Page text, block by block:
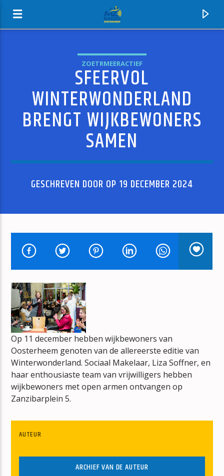
MZ-RADIO
HUIDIG NUMMER
ANOTHER DAY IN PARADISE
PHIL COLLINS
mz-radio
ZOETRMEERACTIEF
SFEERVOL
WINTERWONDERLAND
BRENGT WIJKBEWONERS
SAMEN
GESCHREVEN DOOR OP 19 DECEMBER 2024
Op 11 december hebben wijkbewoners van
Oosterheem genoten van de allereerste editie van
Winterwonderland. Sociaal Makelaar, Liza Soffner, en
haar enthousiaste team van vrijwilligers hebben
wijkbewoners met open armen ontvangen op
Zanzibarplein 5.
AUTEUR
ARCHIEF VAN DE AUTEUR